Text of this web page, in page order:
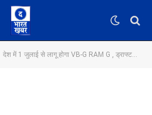
देश में 1 जुलाई से लागू होगा VB-G RAM G , ड्राफ्ट रुल जारी, सरकार ने लोगों से राय मांगी